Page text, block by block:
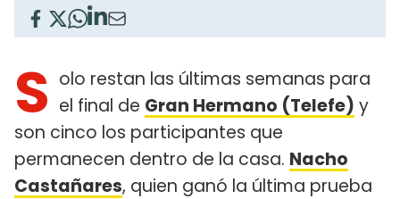
S olo restan las últimas semanas para
el final de Gran Hermano (Telefe) y
son cinco los participantes que
permanecen dentro de la casa. Nacho
Castañares, quien ganó la última prueba